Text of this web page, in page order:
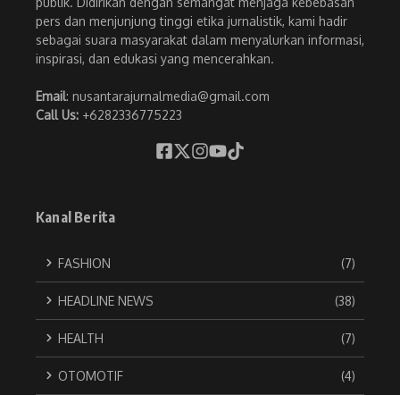
pers dan menjunjung tinggi etika jurnalistik, kami hadir
sebagai suara masyarakat dalam menyalurkan informasi,
inspirasi, dan edukasi yang mencerahkan.
Email: nusantarajurnalmedia@gmail.com
Call Us: +6282336775223
Kanal Berita
FASHION (7)
HEADLINE NEWS (38)
HEALTH (7)
OTOMOTIF (4)